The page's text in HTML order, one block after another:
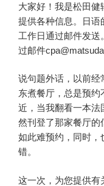
大家好！我是松田
提供各种信息。日语
工作日通过邮件发送
过邮件
说句题外话，以前经
东煮餐厅，总是预
近，当我翻看一本法
然刊登了那家餐厅的
如此难预约，同时，
错。
这一次，为您提供有